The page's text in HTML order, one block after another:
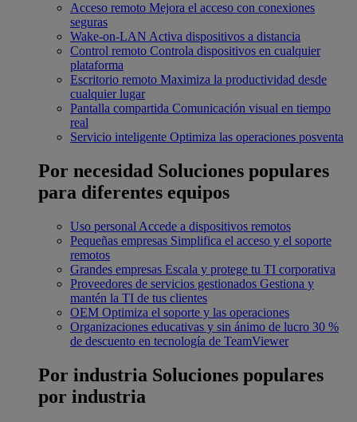
Acceso remoto Mejora el acceso con conexiones
seguras
Wake-on-LAN Activa dispositivos a distancia
Control remoto Controla dispositivos en cualquier
plataforma
Escritorio remoto Maximiza la productividad desde
cualquier lugar
Pantalla compartida Comunicación visual en tiempo
real
Servicio inteligente Optimiza las operaciones posventa
Por necesidad Soluciones populares
para diferentes equipos
Uso personal Accede a dispositivos remotos
Pequeñas empresas Simplifica el acceso y el soporte
remotos
Grandes empresas Escala y protege tu TI corporativa
Proveedores de servicios gestionados Gestiona y
mantén la TI de tus clientes
OEM Optimiza el soporte y las operaciones
Organizaciones educativas y sin ánimo de lucro 30 %
de descuento en tecnología de TeamViewer
Por industria Soluciones populares
por industria